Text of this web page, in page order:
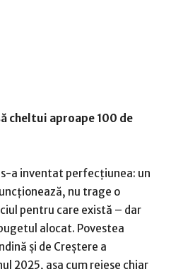
cheltui aproape 100 de
a inventat perfecțiunea: un
nu trage o
pentru care există – dar
alocat. Povestea
și de Creștere a
2025, așa cum reiese chiar